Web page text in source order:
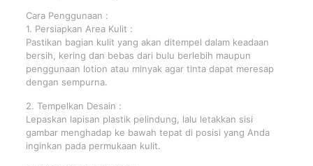
Cara Penggunaan :
1. Persiapkan Area Kulit :
Pastikan bagian kulit yang akan ditempel dalam keadaan
bersih, kering dan bebas dari bulu berlebih maupun
penggunaan lotion atau minyak agar tinta dapat meresap
dengan sempurna.
2. Tempelkan Desain :
Lepaskan lapisan plastik pelindung, lalu letakkan sisi
gambar menghadap ke bawah tepat di posisi yang Anda
inginkan pada permukaan kulit.